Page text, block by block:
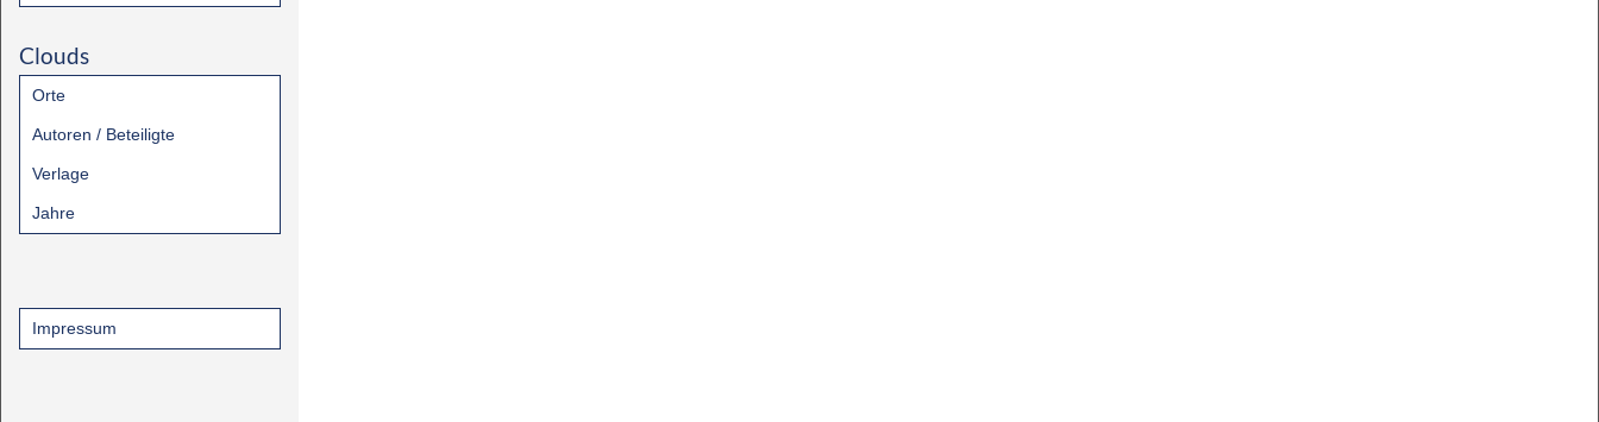
Clouds
Orte
Autoren / Beteiligte
Verlage
Jahre
Impressum